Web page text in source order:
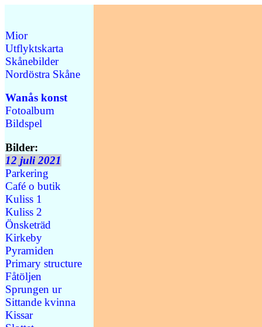
Mior
Utflyktskarta
Skånebilder
Nordöstra Skåne
Wanås konst
Fotoalbum
Bildspel
Bilder:
12 juli 2021
Parkering
Café o butik
Kuliss 1
Kuliss 2
Önsketräd
Kirkeby
Pyramiden
Primary structure
Fåtöljen
Sprungen ur
Sittande kvinna
Kissar